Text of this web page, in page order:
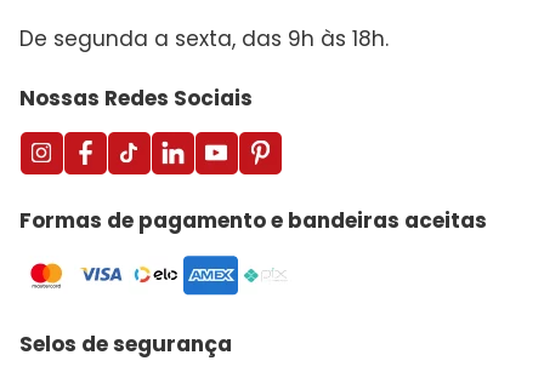
De segunda a sexta, das 9h às 18h.
Nossas Redes Sociais
Formas de pagamento e bandeiras aceitas
Selos de segurança